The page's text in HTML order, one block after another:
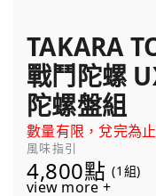
TAKARA
戰鬥陀螺
陀螺盤組
數量有限，兌完為止
風味指引
4,800點 (1組)
view more +